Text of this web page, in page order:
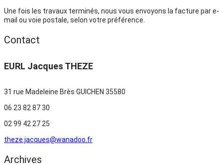
Une fois les travaux terminés, nous vous envoyons la facture par e-
mail ou voie postale, selon votre préférence.
Contact
EURL Jacques THEZE
31 rue Madeleine Brès GUICHEN 35580
06 23 82 87 30
02 99 42 27 25
theze.jacques@wanadoo.fr
Archives